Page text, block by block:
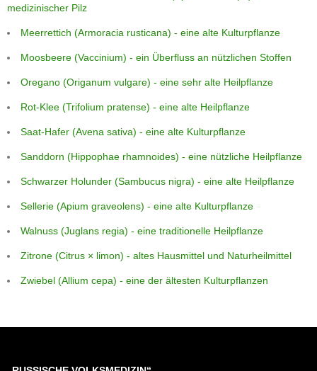
medizinischer Pilz
Meerrettich (Armoracia rusticana) - eine alte Kulturpflanze
Moosbeere (Vaccinium) - ein Überfluss an nützlichen Stoffen
Oregano (Origanum vulgare) - eine sehr alte Heilpflanze
Rot-Klee (Trifolium pratense) - eine alte Heilpflanze
Saat-Hafer (Avena sativa) - eine alte Kulturpflanze
Sanddorn (Hippophae rhamnoides) - eine nützliche Heilpflanze
Schwarzer Holunder (Sambucus nigra) - eine alte Heilpflanze
Sellerie (Apium graveolens) - eine alte Kulturpflanze
Walnuss (Juglans regia) - eine traditionelle Heilpflanze
Zitrone (Citrus × limon) - altes Hausmittel und Naturheilmittel
Zwiebel (Allium cepa) - eine der ältesten Kulturpflanzen